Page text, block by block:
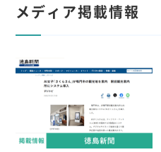
メディア掲載情報